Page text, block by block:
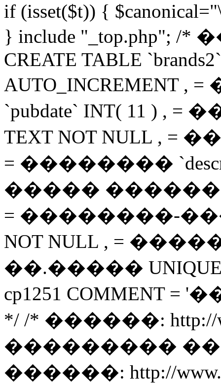
if (isset($t)) { $canonical="
} include "_top.php"; /
CREATE TABLE
`pubdate` INT( 11 )
TEXT NOT NULL , =
= ��������
����� ��������
= ��������-
NOT NULL , = �����
��.����� UNIQUE (
cp1251
*/ /* ������: http://
���������
������: http://